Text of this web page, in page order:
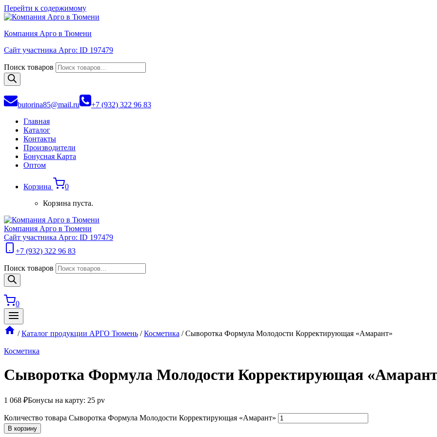
Перейти к содержимому
Компания Арго в Тюмени
Сайт участника Арго: ID 197479
Поиск товаров
butorina85@mail.ru
+7 (932) 322 96 83
Главная
Каталог
Контакты
Производители
Бонусная Карта
Оптом
Корзина
0
Корзина пуста.
Компания Арго в Тюмени
Сайт участника Арго: ID 197479
+7 (932) 322 96 83
Поиск товаров
0
/ Каталог продукции АРГО Тюмень / Косметика / Сыворотка Формула Молодости Корректирующая «Амарант»
Косметика
Сыворотка Формула Молодости Корректирующая
1 068 ₽Бонусы на карту: 25 pv
Количество товара Сыворотка Формула Молодости Корректирующая «Амарант»
В корзину